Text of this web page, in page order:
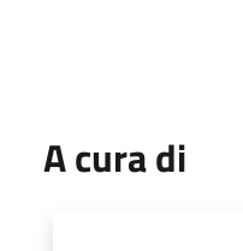
A cura di